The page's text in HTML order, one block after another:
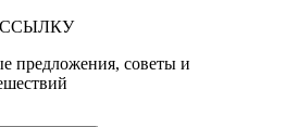
предложения, советы и